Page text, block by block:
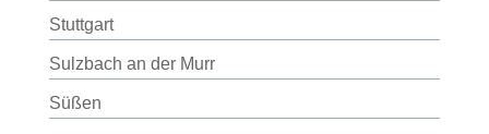
Stuttgart
Sulzbach an der Murr
Süßen